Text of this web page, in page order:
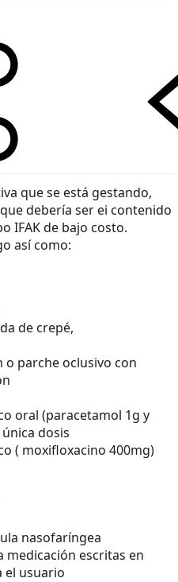
que se está gestando,
debería ser ei contenido
IFAK de bajo costo.
así como:
de crepé,
o parche oclusivo con
oral (paracetamol 1g y
dosis
( moxifloxacino 400mg)
nasofaríngea
medicación escritas en
el usuario